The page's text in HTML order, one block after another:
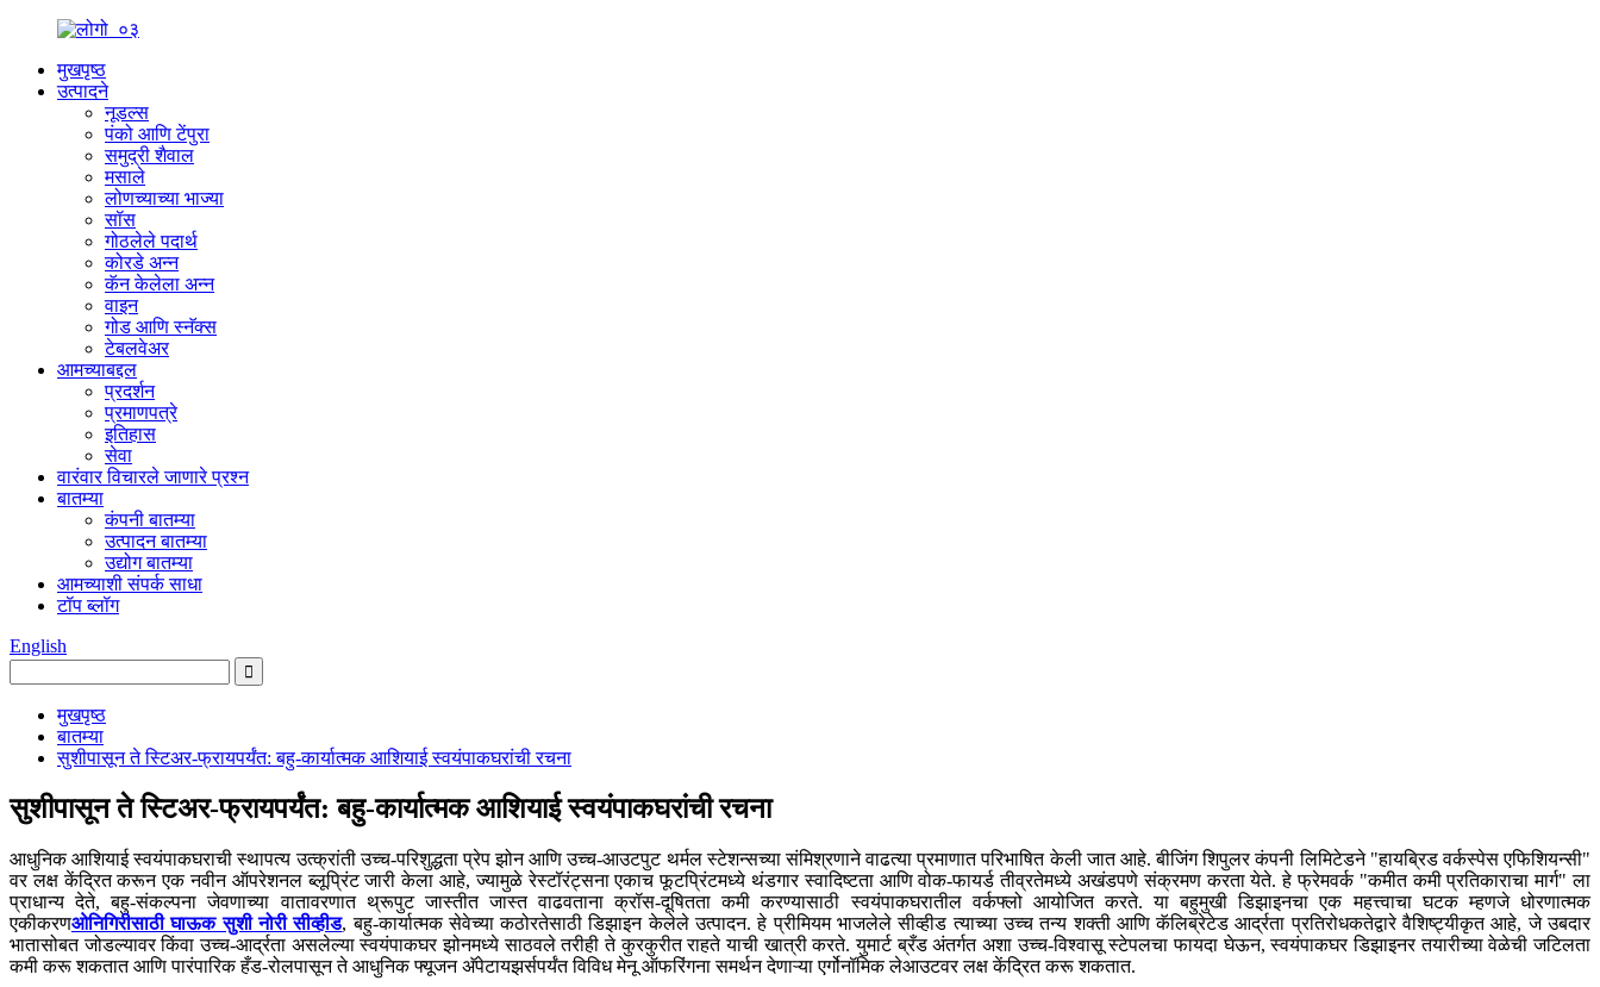
मुखपृष्ठ
उत्पादने
नूडल्स
पंको आणि टेंपुरा
समुद्री शैवाल
मसाले
लोणच्याच्या भाज्या
सॉस
गोठलेले पदार्थ
कोरडे अन्न
कॅन केलेला अन्न
वाइन
गोड आणि स्नॅक्स
टेबलवेअर
आमच्याबद्दल
प्रदर्शन
प्रमाणपत्रे
इतिहास
सेवा
वारंवार विचारले जाणारे प्रश्न
बातम्या
कंपनी बातम्या
उत्पादन बातम्या
उद्योग बातम्या
आमच्याशी संपर्क साधा
टॉप ब्लॉग
English
मुखपृष्ठ
बातम्या
सुशीपासून ते स्टिअर-फ्रायपर्यंत: बहु-कार्यात्मक आशियाई स्वयंपाकघरांची रचना
सुशीपासून ते स्टिअर-फ्रायपर्यंत: बहु-कार्यात्मक आशियाई स्वयंपाकघरांची रचना
आधुनिक आशियाई स्वयंपाकघराची स्थापत्य उत्क्रांती उच्च-परिशुद्धता प्रेप झोन आणि उच्च-आउटपुट थर्मल स्टेशन्सच्या संमिश्रणाने वाढत्या प्रमाणात परिभाषित केली जात आहे. बीजिंग शिपुलर कंपनी लिमिटेडने "हायब्रिड वर्कस्पेस एफिशियन्सी"
वर लक्ष केंद्रित करून एक नवीन ऑपरेशनल ब्लूप्रिंट जारी केला आहे, ज्यामुळे रेस्टॉरंट्सना एकाच फूटप्रिंटमध्ये थंडगार स्वादिष्टता आणि वोक-फायर्ड तीव्रतेमध्ये अखंडपणे संक्रमण करता येते. हे फ्रेमवर्क "कमीत कमी प्रतिकाराचा मार्ग" ला
प्राधान्य देते, बहु-संकल्पना जेवणाच्या वातावरणात थ्रूपुट जास्तीत जास्त वाढवताना क्रॉस-दूषितता कमी करण्यासाठी स्वयंपाकघरातील वर्कफ्लो आयोजित करते. या बहुमुखी डिझाइनचा एक महत्त्वाचा घटक म्हणजे धोरणात्मक
एकीकरणओनिगिरीसाठी घाऊक सुशी नोरी सीव्हीड, बहु-कार्यात्मक सेवेच्या कठोरतेसाठी डिझाइन केलेले उत्पादन. हे प्रीमियम भाजलेले सीव्हीड त्याच्या उच्च तन्य शक्ती आणि कॅलिब्रेटेड आर्द्रता प्रतिरोधकतेद्वारे वैशिष्ट्यीकृत आहे, जे उबदार
भातासोबत जोडल्यावर किंवा उच्च-आर्द्रता असलेल्या स्वयंपाकघर झोनमध्ये साठवले तरीही ते कुरकुरीत राहते याची खात्री करते. युमार्ट ब्रँड अंतर्गत अशा उच्च-विश्वासू स्टेपलचा फायदा घेऊन, स्वयंपाकघर डिझाइनर तयारीच्या वेळेची जटिलता
कमी करू शकतात आणि पारंपारिक हँड-रोलपासून ते आधुनिक फ्यूजन अ‍ॅपेटायझर्सपर्यंत विविध मेनू ऑफरिंगना समर्थन देणाऱ्या एर्गोनॉमिक लेआउटवर लक्ष केंद्रित करू शकतात.